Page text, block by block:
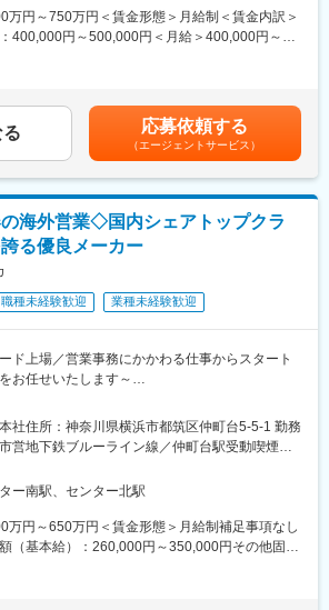
ラインナップ拡充を図っており、海外の販売力
大を推進頂けます。各業界の大手トップ企業へ
ことが出来、グローバルに活躍いただける環境
おけるグローバルカンパニーで関係会社が国内
あり、国内シェア・世界シェア共にトップクラ
引企業数は1万社以上を超え、各業界のメーカー
共団体など幅広い分野で取引があり、モノづく
えております。
の定める業務
がっております。
の打ち合わせによる技術的な仕様の提案
ト・オンライン会議にて英語を使用します。
に応じてエリアをお任せいたします。
介(一部)：
選別機、ピンホール検査装置、マグネット式除
ティ機器等
知器：凶器・危険物の探知に・ボディーチェック
品や工業製品に混入した金属異物を検出。
機：密閉された食品・薬品等の品質維持に影響を
社は、生活の安全性を追求する検査機器の総合
金属検出機や重量選別機、ピンホール検査装置
製造・販売を手掛けています。長年培ってきた
万円～750万円＜賃金形態＞月給制＜賃金内訳＞
400,000円～500,000円＜月給＞400,000円～
選考を通じて上下する可能性があります。月給
を含めた表記です。
応募依頼する
（エージェントサービス）
の海外営業◇国内シェアトップクラ
る優良メーカー
職種未経験歓迎 業種未経験歓迎
ド上場／営業事務にかかわる仕事からスタート
お任せいたします～
窓口業務（主に受注業務）
主に納期調整）
ら、営業担当としてエリアをお任せいたします。
販売店との商談、契約交渉、販売収益計画立案
社住所：神奈川県横浜市都筑区仲町台5-5-1 勤務
営地下鉄ブルーライン線／仲町台駅受動喫煙対
ー南駅、センター北駅
万円～650万円＜賃金形態＞月給制補足事項なし
（基本給）：260,000円～350,000円その他固定